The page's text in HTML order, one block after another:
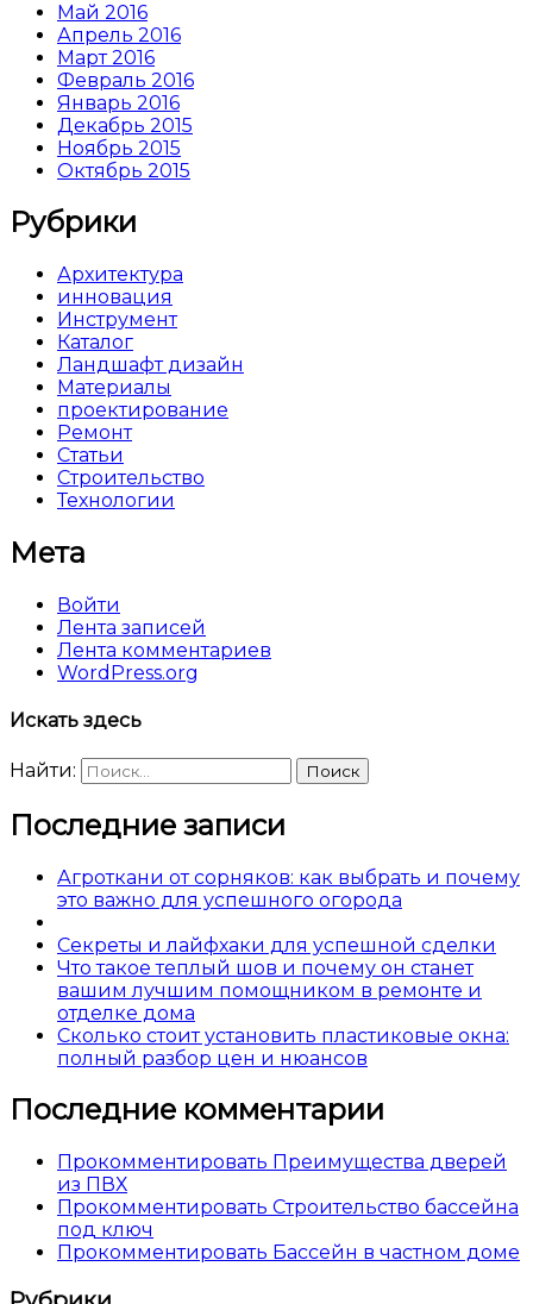
Май 2016
Апрель 2016
Март 2016
Февраль 2016
Январь 2016
Декабрь 2015
Ноябрь 2015
Октябрь 2015
Рубрики
Архитектура
инновация
Инструмент
Каталог
Ландшафт дизайн
Материалы
проектирование
Ремонт
Статьи
Строительство
Технологии
Мета
Войти
Лента записей
Лента комментариев
WordPress.org
Искать здесь
Найти:
Последние записи
Агроткани от сорняков: как выбрать и почему
это важно для успешного огорода
Секреты и лайфхаки для успешной сделки
Что такое теплый шов и почему он станет
вашим лучшим помощником в ремонте и
отделке дома
Сколько стоит установить пластиковые окна:
полный разбор цен и нюансов
Последние комментарии
Прокомментировать Преимущества дверей
из ПВХ
Прокомментировать Строительство бассейна
под ключ
Прокомментировать Бассейн в частном доме